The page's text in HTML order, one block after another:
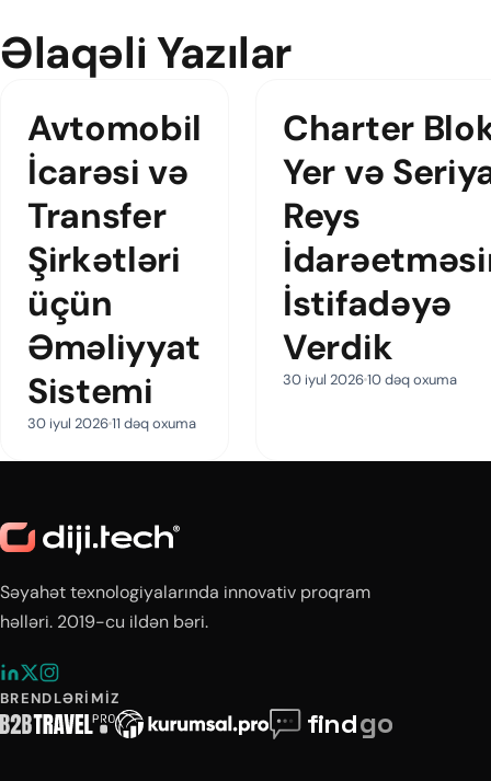
Əlaqəli Yazılar
Avtomobil
İcarəsi və
Transfer
Şirkətləri
üçün
Əməliyyat
Sistemi
30 iyul 202611 dəq oxuma
Charter
Yer və
Reys
İstifadəyə
Verdik
30 iyul 202610 dəq oxuma
Səyahət texnologiyalarında innovativ proqram
həlləri. 2019-cu ildən bəri.
BRENDLƏRIMIZ